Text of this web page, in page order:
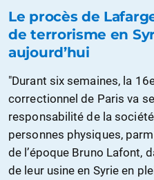
Le procès de
de terrorisme en
aujourd’hui
"Durant six semaines, la
correctionnel de Paris va
responsabilité de la
personnes physiques,
de l’époque Bruno Lafont,
de leur usine en Syrie en